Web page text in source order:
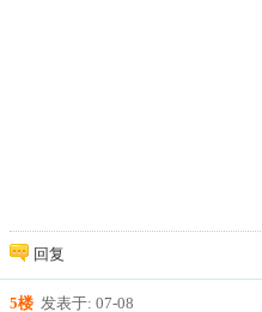
回复
5楼 发表于: 07-08